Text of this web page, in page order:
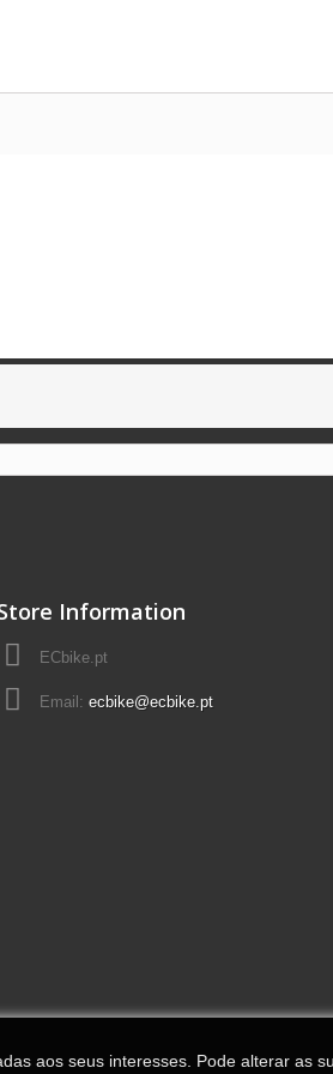
Information
ECbike.pt
Email: ecbike@ecbike.pt
aos seus interesses. Pode alterar as